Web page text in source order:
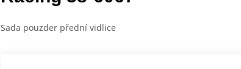
Sada pouzder přední vidlice